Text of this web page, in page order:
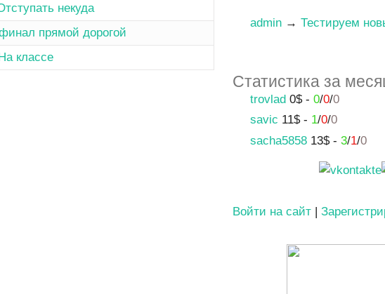
некуда
прямой дорогой
классе
admin →Тестируем
Статистика за
trovlad 0$ -0/0/0
savic 11$ - 1/0/0
sacha5858 13$ -3/1/0
Войти на сайт|